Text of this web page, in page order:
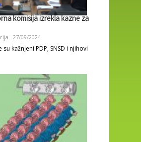
komisija izrekla kazne za
27/09/2024
kažnjeni PDP, SNSD i njihovi